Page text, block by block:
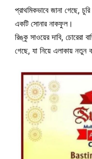
প্রাথমিকভাবে জানা গেছে,
একটি সোনার নাকফুল।
রিঙ্কু সাওয়ের দাবি, চোরেরা
গেছে, যা নিয়ে এলাকায়